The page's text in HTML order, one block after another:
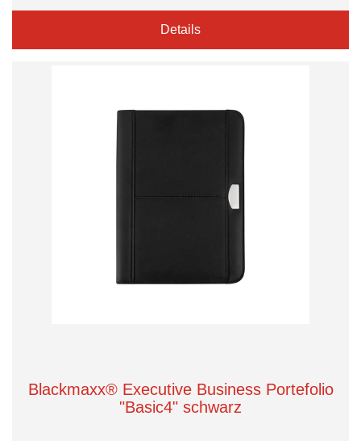
Details
Blackmaxx® Executive Business Portefolio
"Basic4" schwarz